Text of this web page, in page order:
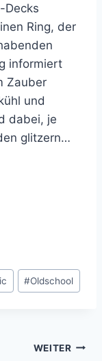
Decks
Ring, der
informiert
Zauber
und
dabei, je
glitzern…
#Oldschool
WEITER